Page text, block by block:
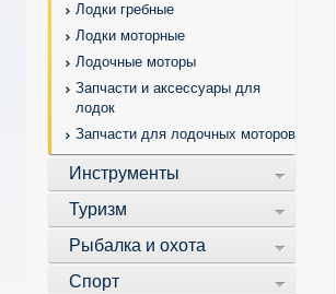
Лодки гребные
Лодки моторные
Лодочные моторы
Запчасти и аксессуары для
лодок
Запчасти для лодочных моторов
Инструменты
Туризм
Рыбалка и охота
Спорт